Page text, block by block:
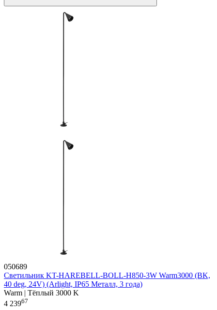
050689
Светильник KT-HAREBELL-BOLL-H850-3W Warm3000 (BK,
40 deg, 24V) (Arlight, IP65 Металл, 3 года)
Warm | Тёплый 3000 K
4 23967